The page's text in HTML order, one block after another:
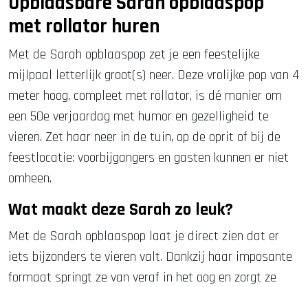
met rollator huren
Met de Sarah opblaaspop zet je een feestelijke
mijlpaal letterlijk groot(s) neer. Deze vrolijke pop van 4
meter hoog, compleet met rollator, is dé manier om
een 50e verjaardag met humor en gezelligheid te
vieren. Zet haar neer in de tuin, op de oprit of bij de
feestlocatie: voorbijgangers en gasten kunnen er niet
omheen.
Wat maakt deze Sarah zo leuk?
Met de Sarah opblaaspop laat je direct zien dat er
iets bijzonders te vieren valt. Dankzij haar imposante
formaat springt ze van veraf in het oog en zorgt ze